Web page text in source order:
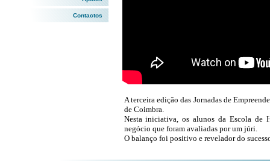
Contactos
A terceira edição das Jornadas de
de Coimbra.
Nesta iniciativa, os alunos da Escola de
negócio que foram avaliadas por um júri.
O balanço foi positivo e revelador do